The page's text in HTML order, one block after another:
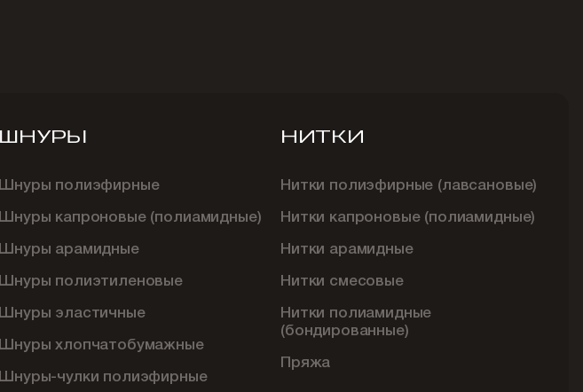
ШНУРЫ
Шнуры полиэфирные
Шнуры капроновые (полиамидные)
Шнуры арамидные
Шнуры полиэтиленовые
Шнуры эластичные
Шнуры хлопчатобумажные
Шнуры-чулки полиэфирные
НИТКИ
Нитки полиэфирные (лавсановые)
Нитки капроновые (полиамидные)
Нитки арамидные
Нитки смесовые
Нитки полиамидные
(бондированные)
Пряжа